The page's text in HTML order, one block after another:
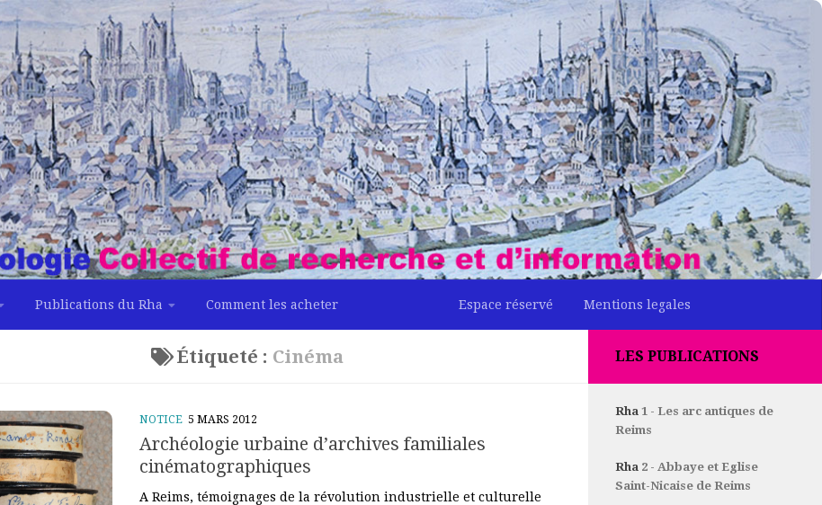
Publications du Rha Comment les acheter Espace réservé Mentions legales
Étiqueté : Cinéma
NOTICE 5 MARS 2012
Archéologie urbaine d’archives familiales
cinématographiques
A Reims, témoignages de la révolution industrielle et culturelle
LES PUBLICATIONS
Rha 1 - Les arc antiques de
Reims
Rha 2 - Abbaye et Eglise
Saint-Nicaise de Reims